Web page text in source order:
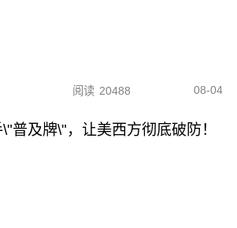
阅读 20488 08-04
普及牌\"，让美西方彻底破防！